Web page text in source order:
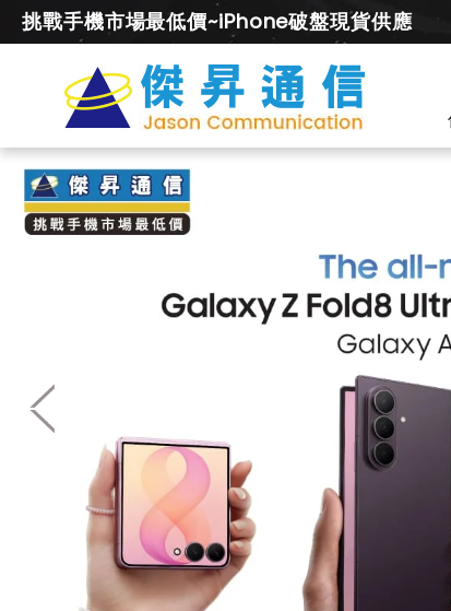
挑戰手機市場最低價~iPhone破盤現貨供應